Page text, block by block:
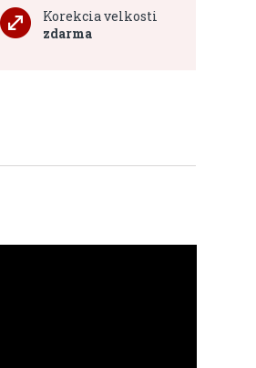
Korekcia velkosti
zdarma